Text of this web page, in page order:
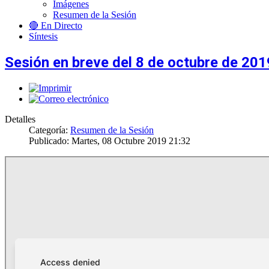
Imágenes
Resumen de la Sesión
🔴 En Directo
Síntesis
Sesión en breve del 8 de octubre de
Detalles
Categoría: Resumen de la Sesión
Publicado: Martes, 08 Octubre 2019 21:32